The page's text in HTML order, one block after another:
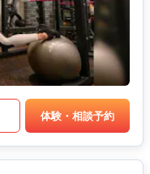
体験・相談予約